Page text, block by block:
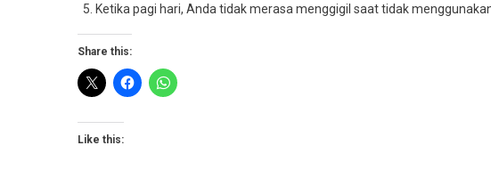
Ketika pagi hari, Anda tidak merasa menggigil saat tidak
Share this:
Like this: